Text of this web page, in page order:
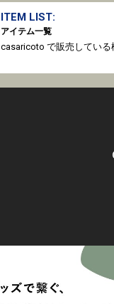
ITEM LIST:
アイテム一覧
casaricoto で販売している